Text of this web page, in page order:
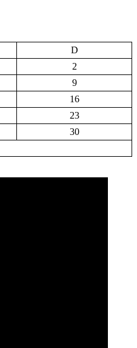
D
2
9
16
23
30